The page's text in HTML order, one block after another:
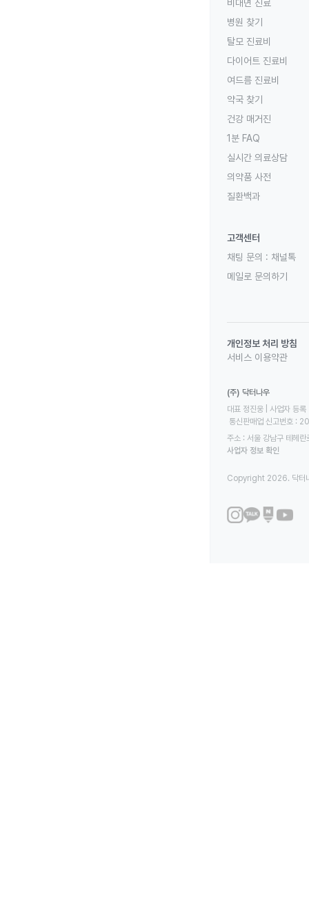
비대면 진료
병원 찾기
탈모 진료비
다이어트 진료비
여드름 진료비
약국 찾기
건강 매거진
1분 FAQ
실시간 의료상담
의약품 사전
질환백과
고객센터
채팅 문의 : 채널톡
메일로 문의하기
개인정보 처리 방침
서비스 이용약관
(주) 닥터나우
대표 정진웅 | 사업자
통신판매업 신고번호
주소 : 서울 강남구 테헤
사업자 정보 확인
Copyright 2026. 닥터